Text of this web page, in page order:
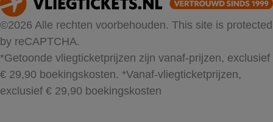
©2026 Alle rechten voorbehouden. This site is protected
by reCAPTCHA.
*Getoonde vliegticketprijzen zijn vanaf-prijzen, exclusief
€ 29,90 boekingskosten. *Vanaf-vliegticketprijzen,
exclusief € 29,90 boekingskosten